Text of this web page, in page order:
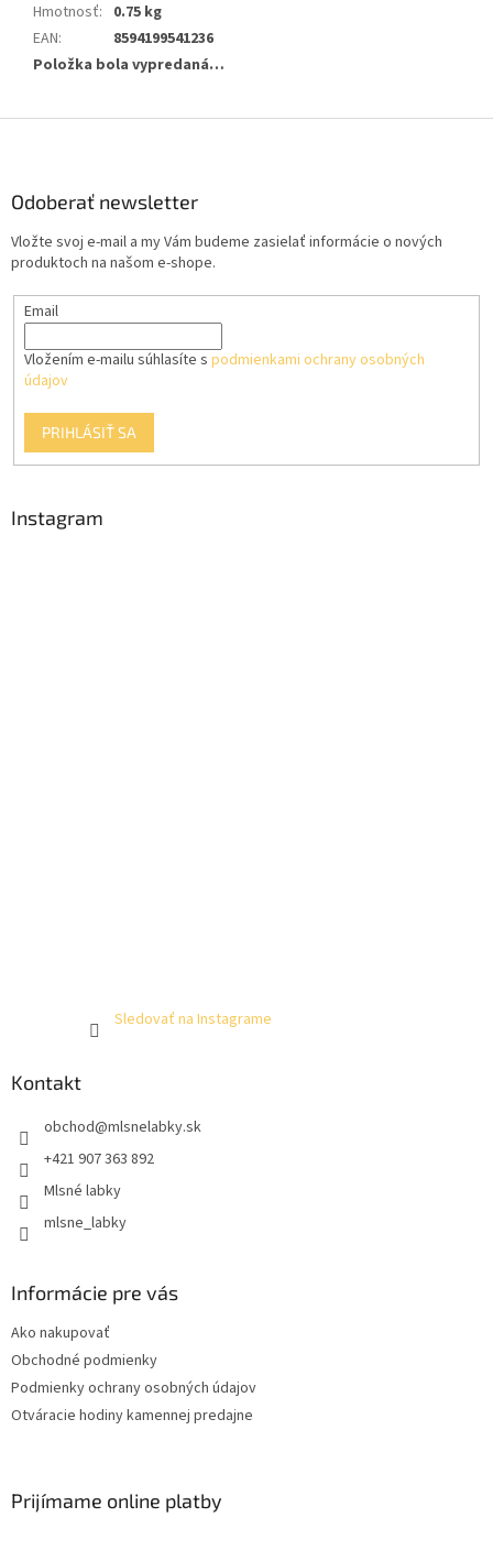
Hmotnosť: 0.75 kg
EAN:
8594199541236
Položka bola vypredaná…
Odoberať newsletter
Vložte svoj e-mail a my Vám budeme zasielať informácie o nových
produktoch na našom e-shope.
Email
Vložením e-mailu súhlasíte s podmienkami ochrany osobných
údajov
PRIHLÁSIŤ SA
Instagram
Sledovať na Instagrame
Kontakt
obchod@mlsnelabky.sk
+421 907 363 892
Mlsné labky
mlsne_labky
Informácie pre vás
Ako nakupovať
Obchodné podmienky
Podmienky ochrany osobných údajov
Otváracie hodiny kamennej predajne
Prijímame online platby